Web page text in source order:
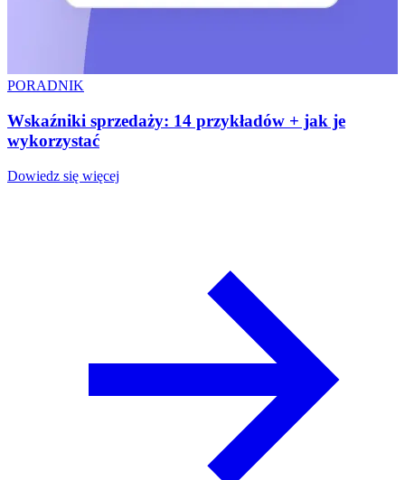
PORADNIK
Wskaźniki sprzedaży: 14 przykładów + jak je
wykorzystać
Dowiedz się więcej